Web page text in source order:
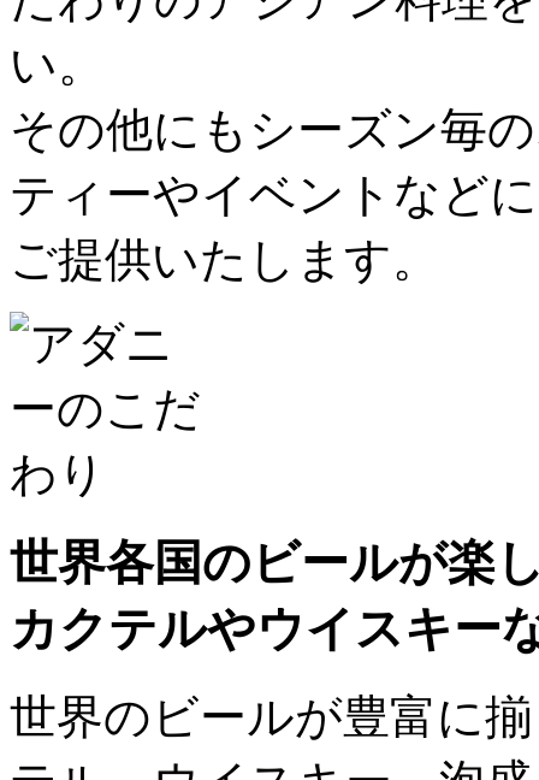
い。
その他にもシーズン毎
ティーやイベントなど
ご提供いたします。
世界各国のビールが楽
カクテルやウイスキー
世界のビールが豊富に